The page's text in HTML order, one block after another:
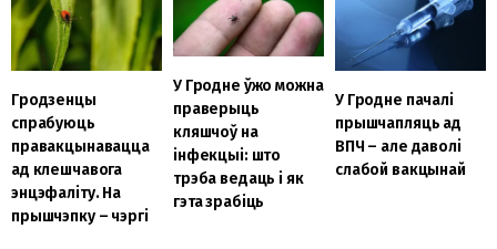
Гродзенцы
спрабуюць
правакцынавацца
ад клешчавога
энцэфаліту. На
прышчэпку – чэргі
У Гродне ўжо можна
праверыць
кляшчоў на
інфекцыі: што
трэба ведаць і як
гэта зрабіць
У Гродне пачалі
прышчапляць ад
ВПЧ – але даволі
слабой вакцынай